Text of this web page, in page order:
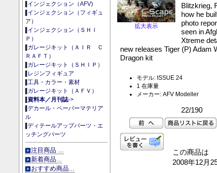
インジェクション（AFV)
インジェクション（フィギュ
ア）
インジェクション（ＳＨＩ
Ｐ）
ガレージキット（ＡＩＲ Ｃ
ＲＡＦＴ）
ガレージキット（ＳＨＩＰ）
レジンフィギュア
工具・カラー・素材
ガレージキット（ＡＦＶ）
資料本／月刊誌->
デカール・ペーパーマテリア
ル
ディテールアップパーツ・エ
ッチングパーツ
注目商品 ...
新着商品...
おすすめ商品...
拡大表示
Blitzkrieg,
how he
photo
seen in
Xtreme
new releases Tiger (P) Adam
Dragon kit
モデル: ISSUE 24
1 在庫量
メーカー: AFV Modeller
22/190
この商品は
2008年12月